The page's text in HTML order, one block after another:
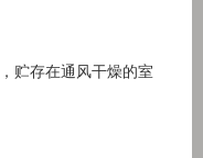
贮存在通风干燥的室